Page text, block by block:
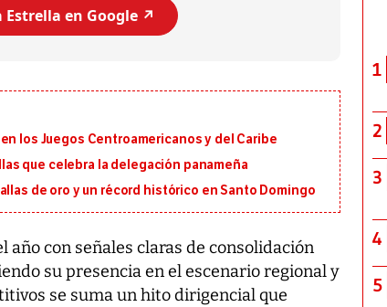
Estrella en Google ↗️
los Juegos Centroamericanos y del Caribe
que celebra la delegación panameña
de oro y un récord histórico en Santo Domingo
año con señales claras de consolidación
su presencia en el escenario regional y
se suma un hito dirigencial que
1
2
3
4
5